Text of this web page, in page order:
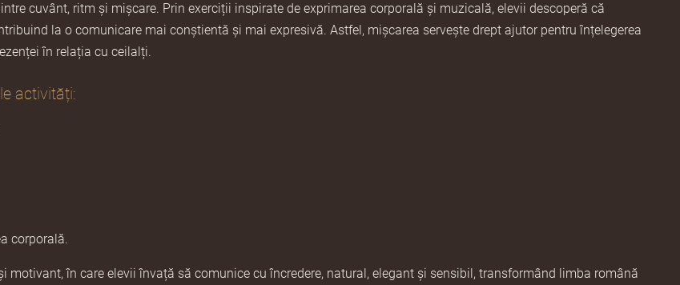
cuvânt, ritm și mișcare. Prin exerciții inspirate de exprimarea corporală și muzicală, elevii descoperă că
la o comunicare mai conștientă și mai expresivă. Astfel, mișcarea servește drept ajutor pentru înțelegerea
în relația cu ceilalți.
activități:
corporală.
motivant, în care elevii învață să comunice cu încredere, natural, elegant și sensibil, transformând limba română